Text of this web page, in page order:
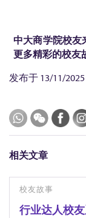
中大商学院校友
更多精彩的校友
发布于 13/11/2025
相关文章
校友故事
行业达人校